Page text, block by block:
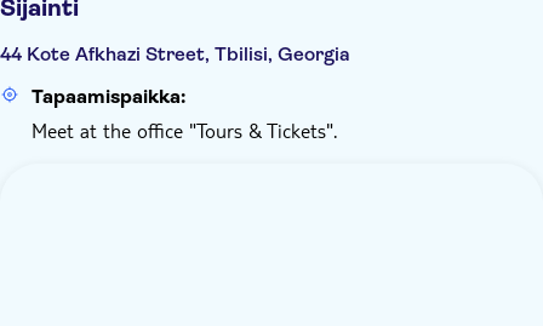
Sijainti
44 Kote Afkhazi Street, Tbilisi, Georgia
Tapaamispaikka:
Meet at the office "Tours & Tickets".